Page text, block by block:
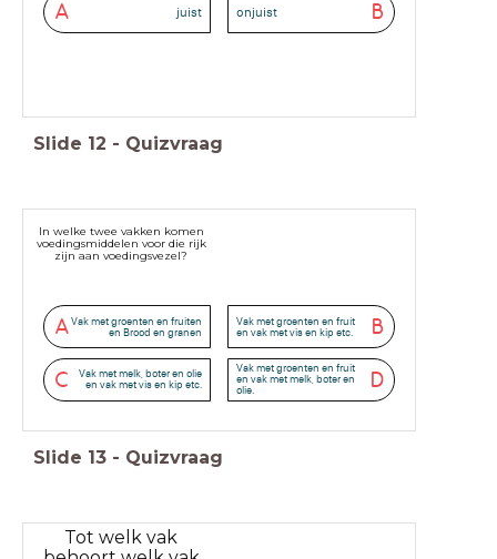
A juist B
onjuist
Slide 12 - Quizvraag
In welke twee vakken komen
voedingsmiddelen voor die rijk
zijn aan voedingsvezel?
AVak met groenten en fruiten
en Brood en granen
B
Vak met groenten en fruit
en vak met vis en kip etc.
C
Vak met melk, boter en olie
en vak met vis en kip etc.
D
Vak met groenten en fruit
en vak met melk, boter en
olie.
Slide 13 - Quizvraag
Tot welk vak